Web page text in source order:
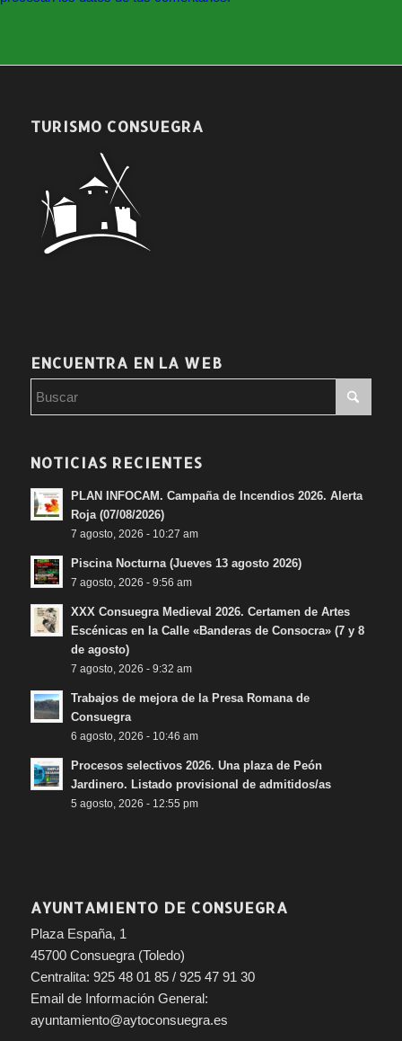
TURISMO CONSUEGRA
ENCUENTRA EN LA WEB
NOTICIAS RECIENTES
PLAN INFOCAM. Campaña de Incendios 2026. Alerta
Roja (07/08/2026)
7 agosto, 2026 - 10:27 am
Piscina Nocturna (Jueves 13 agosto 2026)
7 agosto, 2026 - 9:56 am
XXX Consuegra Medieval 2026. Certamen de Artes
Escénicas en la Calle «Banderas de Consocra» (7 y 8
de agosto)
7 agosto, 2026 - 9:32 am
Trabajos de mejora de la Presa Romana de
Consuegra
6 agosto, 2026 - 10:46 am
Procesos selectivos 2026. Una plaza de Peón
Jardinero. Listado provisional de admitidos/as
5 agosto, 2026 - 12:55 pm
AYUNTAMIENTO DE CONSUEGRA
Plaza España, 1
45700 Consuegra (Toledo)
Centralita: 925 48 01 85 / 925 47 91 30
Email de Información General:
ayuntamiento@aytoconsuegra.es